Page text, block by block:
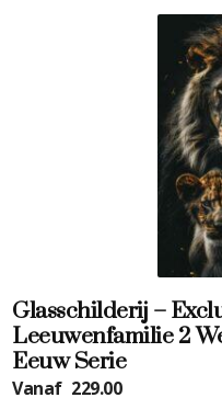
Glasschilderij –
Leeuwenfamilie 2
Eeuw Serie
Vanaf 229.00